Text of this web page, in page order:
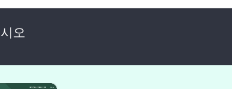
오